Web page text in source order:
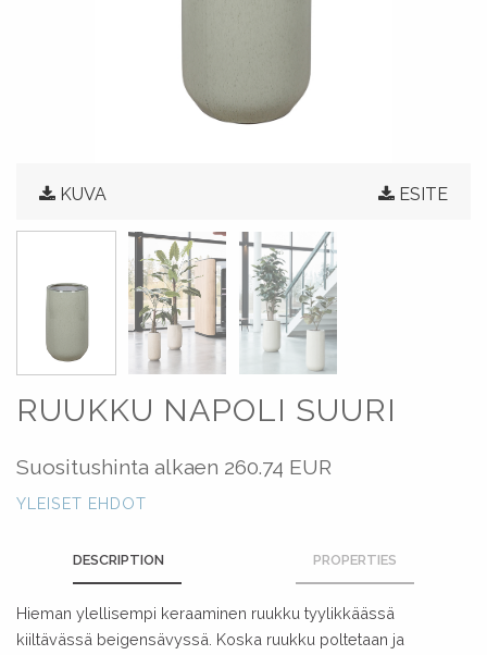
KUVA ESITE
RUUKKU NAPOLI SUURI
Suositushinta alkaen 260.74 EUR
YLEISET EHDOT
DESCRIPTION PROPERTIES
Hieman ylellisempi keraaminen ruukku tyylikkäässä
kiiltävässä beigensävyssä. Koska ruukku poltetaan ja